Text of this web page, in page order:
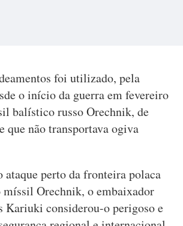
foi utilizado, pela
o início da guerra em fevereiro
balístico russo Orechnik, de
que não transportava ogiva
ataque perto da fronteira polaca
míssil Orechnik, o embaixador
Kariuki considerou-o perigoso e